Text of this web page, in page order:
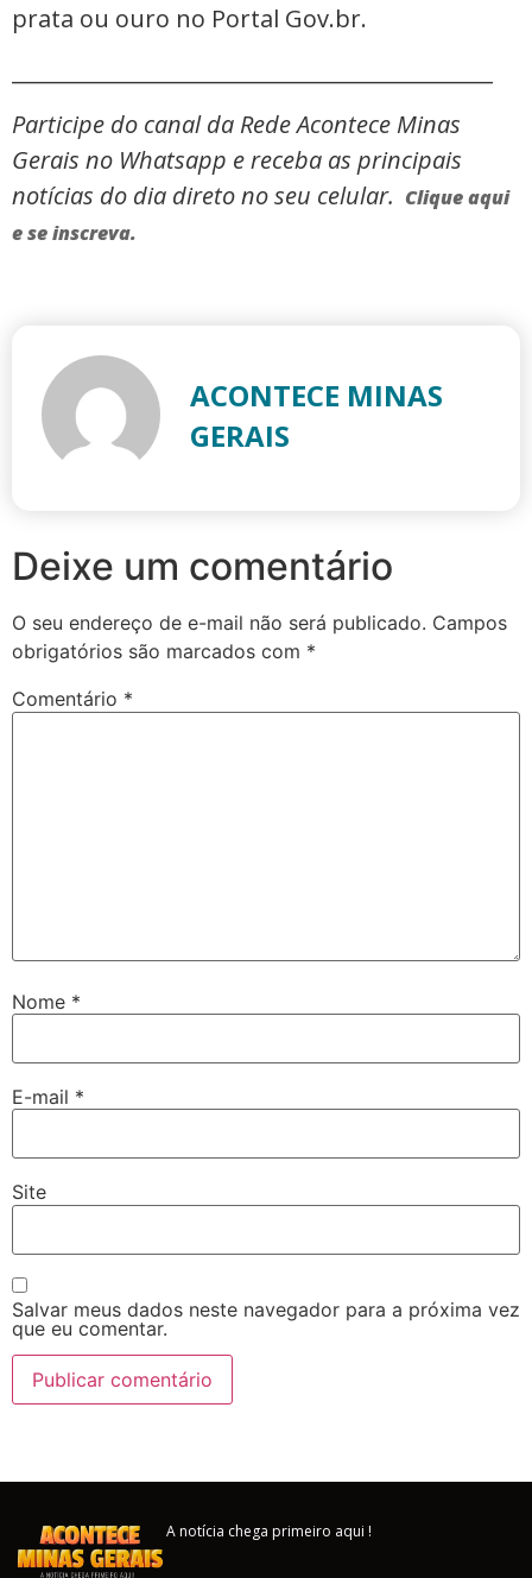
prata ou ouro no Portal Gov.br.
Participe do canal da Rede Acontece Minas
Gerais no Whatsapp e receba as principais
notícias do dia direto no seu celular. Clique aqui
e se inscreva.
ACONTECE MINAS
GERAIS
Deixe um comentário
O seu endereço de e-mail não será publicado. Campos
obrigatórios são marcados com *
Comentário *
Nome *
E-mail *
Site
Salvar meus dados neste navegador para a próxima vez
que eu comentar.
A notícia chega primeiro aqui !